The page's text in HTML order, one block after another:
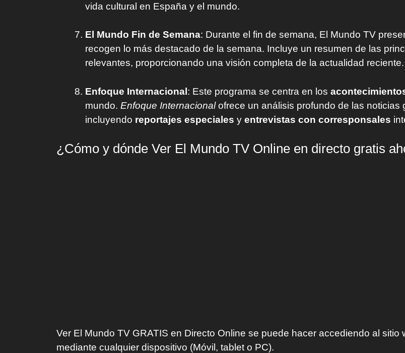
vida cultural en España y el mundo.
El Mundo Fin de Semana: Durante el fin de semana, El Mundo TV
recogen lo más destacado de la semana. Incluye un resumen de las
relevantes, proporcionando una visión completa de la actualidad reciente.
Enfoque Internacional: Este programa se centra en los
mundo. Enfoque Internacionalofrece un análisis profundo de las noticias
incluyendo reportajes especiales y entrevistas con corresponsales
¿Cómo y dónde Ver El Mundo TV Online en directo gratis
Ver El Mundo TV GRATIS en Directo Online se puede hacer accediendo al sitio
mediante cualquier dispositivo (Móvil, tablet o PC).